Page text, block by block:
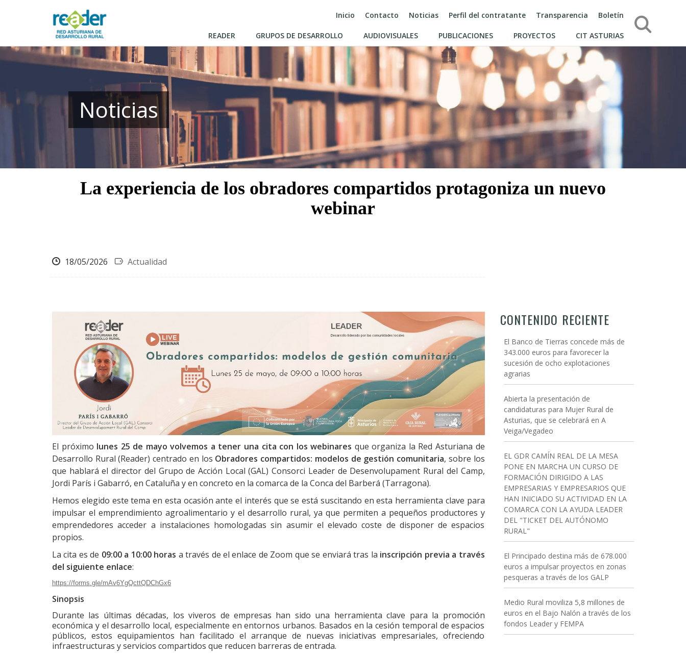
Inicio Contacto Noticias Perfil del contratante Transparencia Boletín
READER GRUPOS DE DESARROLLO AUDIOVISUALES PUBLICACIONES PROYECTOS CIT ASTURIAS
Búsqueda
Noticias
La experiencia de los obradores compartidos protagoniza un nuevo
webinar
18/05/2026 Actualidad
El próximo lunes 25 de mayo volvemos a tener una cita con los webinares que organiza la Red Asturiana de
Desarrollo Rural (Reader) centrado en los Obradores compartidos: modelos de gestión comunitaria, sobre los
que hablará el director del Grupo de Acción Local (GAL) Consorci Leader de Desenvolupament Rural del Camp,
Jordi París i Gabarró, en Cataluña y en concreto en la comarca de la Conca del Barberá (Tarragona).
Hemos elegido este tema en esta ocasión ante el interés que se está suscitando en esta herramienta clave para
impulsar el emprendimiento agroalimentario y el desarrollo rural, ya que permiten a pequeños productores y
emprendedores acceder a instalaciones homologadas sin asumir el elevado coste de disponer de espacios
propios.
La cita es de 09:00 a 10:00 horas a través de el enlace de Zoom que se enviará tras la inscripción previa a través
del siguiente enlace:
https://forms.gle/mAv6YgQcttQDChGx6
Sinopsis
Durante las últimas décadas, los viveros de empresas han sido una herramienta clave para la promoción
económica y el desarrollo local, especialmente en entornos urbanos. Basados en la cesión temporal de espacios
públicos, estos equipamientos han facilitado el arranque de nuevas iniciativas empresariales, ofreciendo
infraestructuras y servicios compartidos que reducen barreras de entrada.
CONTENIDO RECIENTE
El Banco de Tierras concede más de
343.000 euros para favorecer la
sucesión de ocho explotaciones
agrarias
Abierta la presentación de
candidaturas para Mujer Rural de
Asturias, que se celebrará en A
Veiga/Vegadeo
EL GDR CAMÍN REAL DE LA MESA
PONE EN MARCHA UN CURSO DE
FORMACIÓN DIRIGIDO A LAS
EMPRESARIAS Y EMPRESARIOS QUE
HAN INICIADO SU ACTIVIDAD EN LA
COMARCA CON LA AYUDA LEADER
DEL "TICKET DEL AUTÓNOMO
RURAL"
El Principado destina más de 678.000
euros a impulsar proyectos en zonas
pesqueras a través de los GALP
Medio Rural moviliza 5,8 millones de
euros en el Bajo Nalón a través de los
fondos Leader y FEMPA